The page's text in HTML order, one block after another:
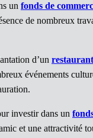
un fonds de
de nombreux
d’un restaurant
événements
investir dans un
et une attractivité